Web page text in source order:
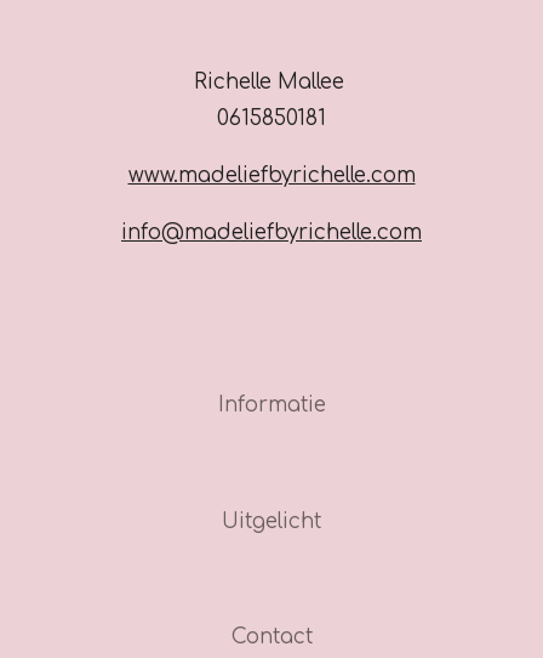
Richelle Mallee
0615850181
www.madeliefbyrichelle.com
info@madeliefbyrichelle.com
Informatie
Uitgelicht
Contact